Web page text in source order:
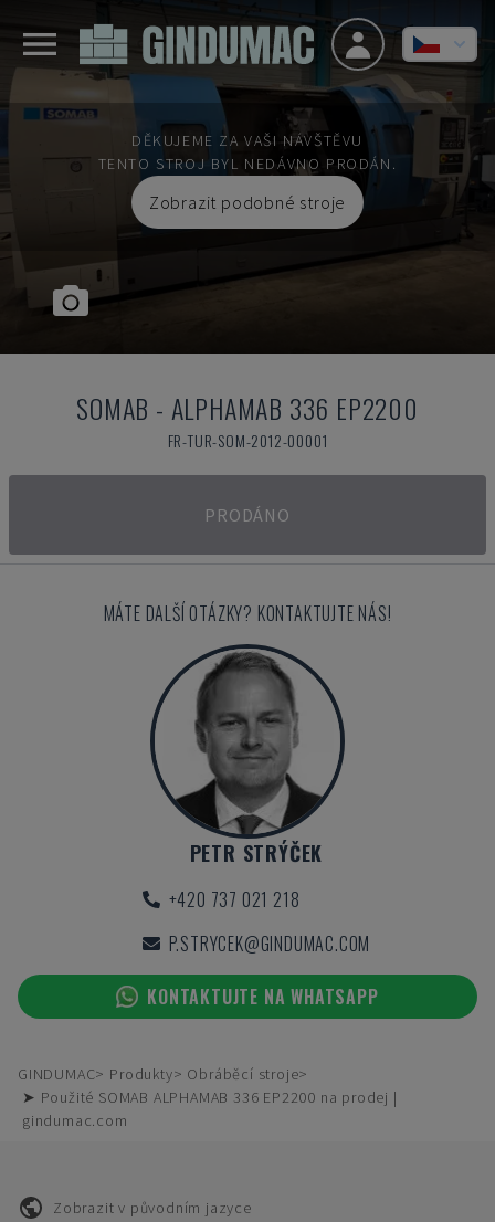
DĚKUJEME ZA VAŠI NÁVŠTĚVU
TENTO STROJ BYL NEDÁVNO PRODÁN.
Zobrazit podobné stroje
SOMAB - ALPHAMAB 336 EP2200
FR-TUR-SOM-2012-00001
PRODÁNO
MÁTE DALŠÍ OTÁZKY? KONTAKTUJTE NÁS!
PETR STRÝČEK
+420 737 021 218
P.STRYCEK@GINDUMAC.COM
KONTAKTUJTE NA WHATSAPP
GINDUMAC Produkty
Obráběcí stroje
➤ Použité SOMAB ALPHAMAB 336 EP2200 na prodej |
gindumac.com
Zobrazit v původním jazyce